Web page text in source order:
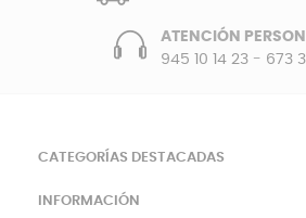
ATENCIÓN
945 10 14 23- 673
CATEGORÍAS DESTACADAS
INFORMACIÓN